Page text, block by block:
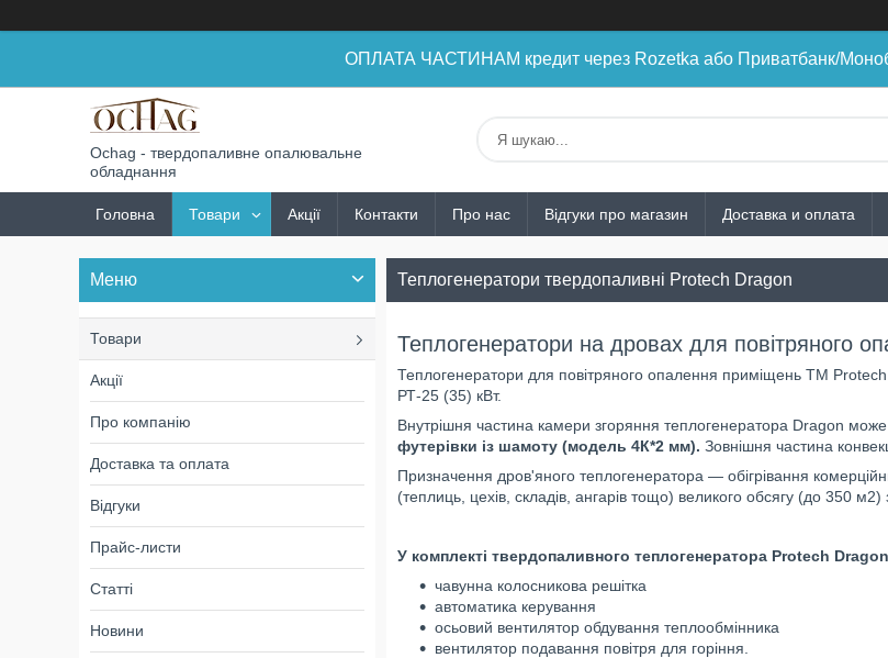
ОПЛАТА ЧАСТИНАМ кредит через Rozetka або Приватбанк/
Ochag - твердопаливне опалювальне
обладнання
Головна Товари Акції Контакти Про нас Відгуки про магазин Доставка и оплата
Теплогенератори твердопаливні Protech Dragon
Теплогенератори на дровах для повітряного
Теплогенератори для повітряного опалення приміщень ТМ
РТ-25 (35) кВт.
Внутрішня частина камери згоряння теплогенератора Dragon
футерівки із шамоту (модель 4К*2 мм). Зовнішня частина
Призначення дров'яного теплогенератора — обігрівання
(теплиць, цехів, складів, ангарів тощо) великого обсягу (до 350 м2)
У комплекті твердопаливного теплогенератора Protech
чавунна колосникова решітка
автоматика керування
осьовий вентилятор обдування теплообмінника
вентилятор подавання повітря для горіння.
Товари
Акції
Про компанію
Доставка та оплата
Відгуки
Прайс-листи
Статті
Новини